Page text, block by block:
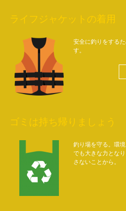
ライフジャケットの着用
安全に釣りをする
す。
ゴミは持ち帰りましょう
釣り場を守る。環
でも大きな力とな
さないことから。